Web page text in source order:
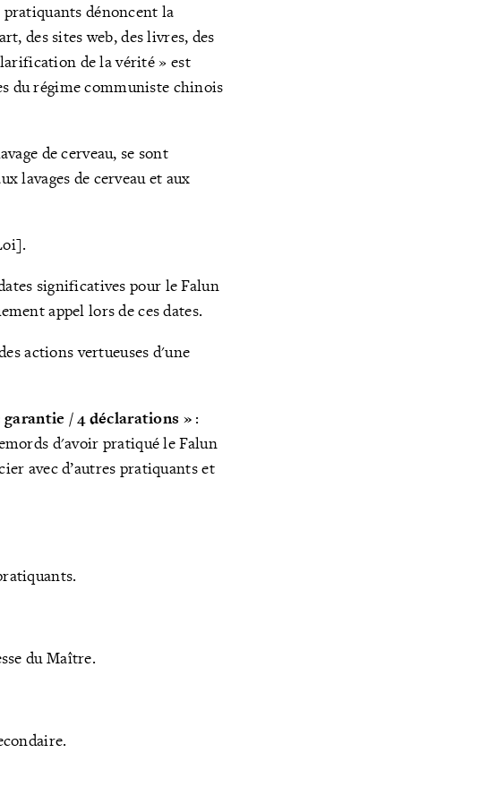
dénoncent la
des sites web, des livres, des
de la vérité » est
du régime communiste chinois
de cerveau, se sont
lavages de cerveau et aux
significatives pour le Falun
appel lors de ces dates.
actions vertueuses d'une
/ 4 déclarations »:
d'avoir pratiqué le Falun
avec d’autres pratiquants et
du Maître.